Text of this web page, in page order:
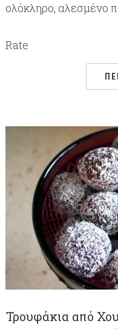
ολόκληρο, αλεσμένο
Rate
Τρουφάκια από